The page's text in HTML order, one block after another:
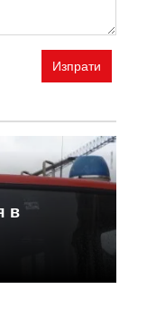
Изпрати
в